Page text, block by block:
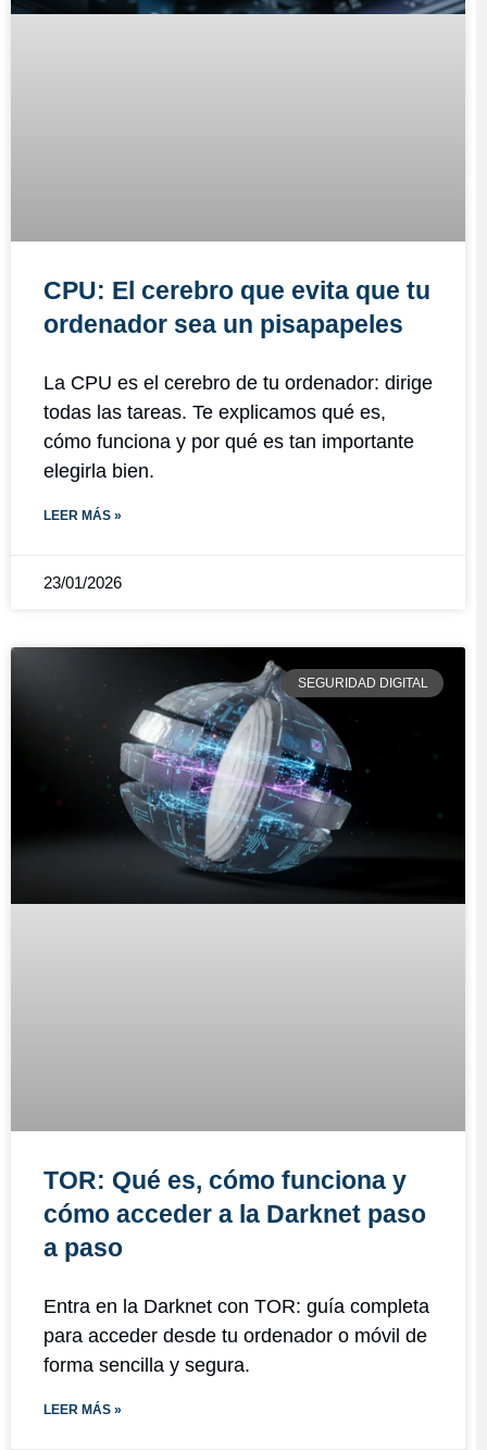
CPU: El cerebro que evita que tu
ordenador sea un pisapapeles
La CPU es el cerebro de tu ordenador: dirige
todas las tareas. Te explicamos qué es,
cómo funciona y por qué es tan importante
elegirla bien.
LEER MÁS »
23/01/2026
SEGURIDAD DIGITAL
TOR: Qué es, cómo funciona y
cómo acceder a la Darknet paso
a paso
Entra en la Darknet con TOR: guía completa
para acceder desde tu ordenador o móvil de
forma sencilla y segura.
LEER MÁS »